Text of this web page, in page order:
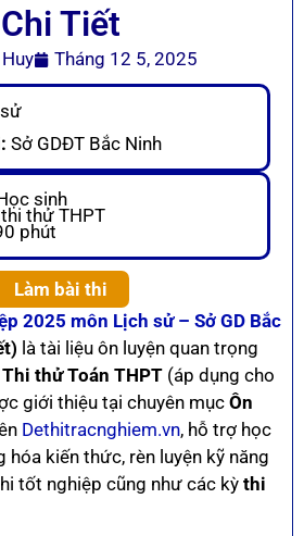
Chi Tiết
Tháng 12 5, 2025
Sở GDĐT Bắc Ninh
sinh
thử THPT
phút
Làm bài thi
2025 môn Lịch sử – Sở GD Bắc
là tài liệu ôn luyện quan trọng
thử Toán THPT (áp dụng cho
giới thiệu tại chuyên mục Ôn
Dethitracnghiem.vn, hỗ trợ học
hóa kiến thức, rèn luyện kỹ năng
tốt nghiệp cũng như các kỳ thi